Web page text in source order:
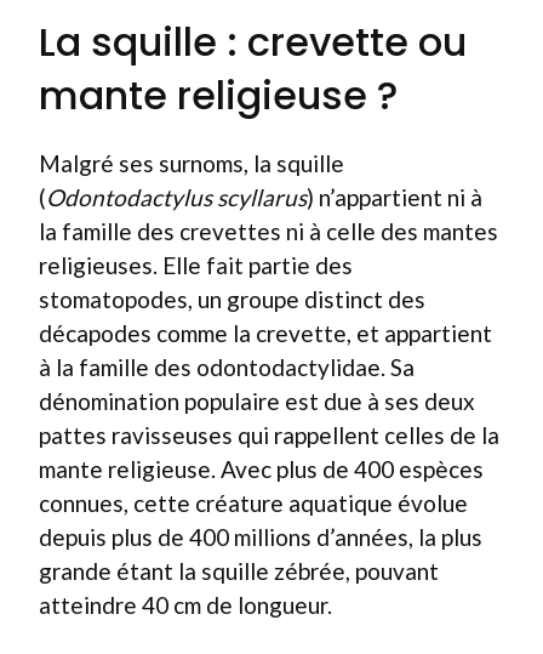
La squille : crevette ou
mante religieuse ?
Malgré ses surnoms, la squille
(Odontodactylus scyllarus) n’appartient ni à
la famille des crevettes ni à celle des mantes
religieuses. Elle fait partie des
stomatopodes, un groupe distinct des
décapodes comme la crevette, et appartient
à la famille des odontodactylidae. Sa
dénomination populaire est due à ses deux
pattes ravisseuses qui rappellent celles de la
mante religieuse. Avec plus de 400 espèces
connues, cette créature aquatique évolue
depuis plus de 400 millions d’années, la plus
grande étant la squille zébrée, pouvant
atteindre 40 cm de longueur.